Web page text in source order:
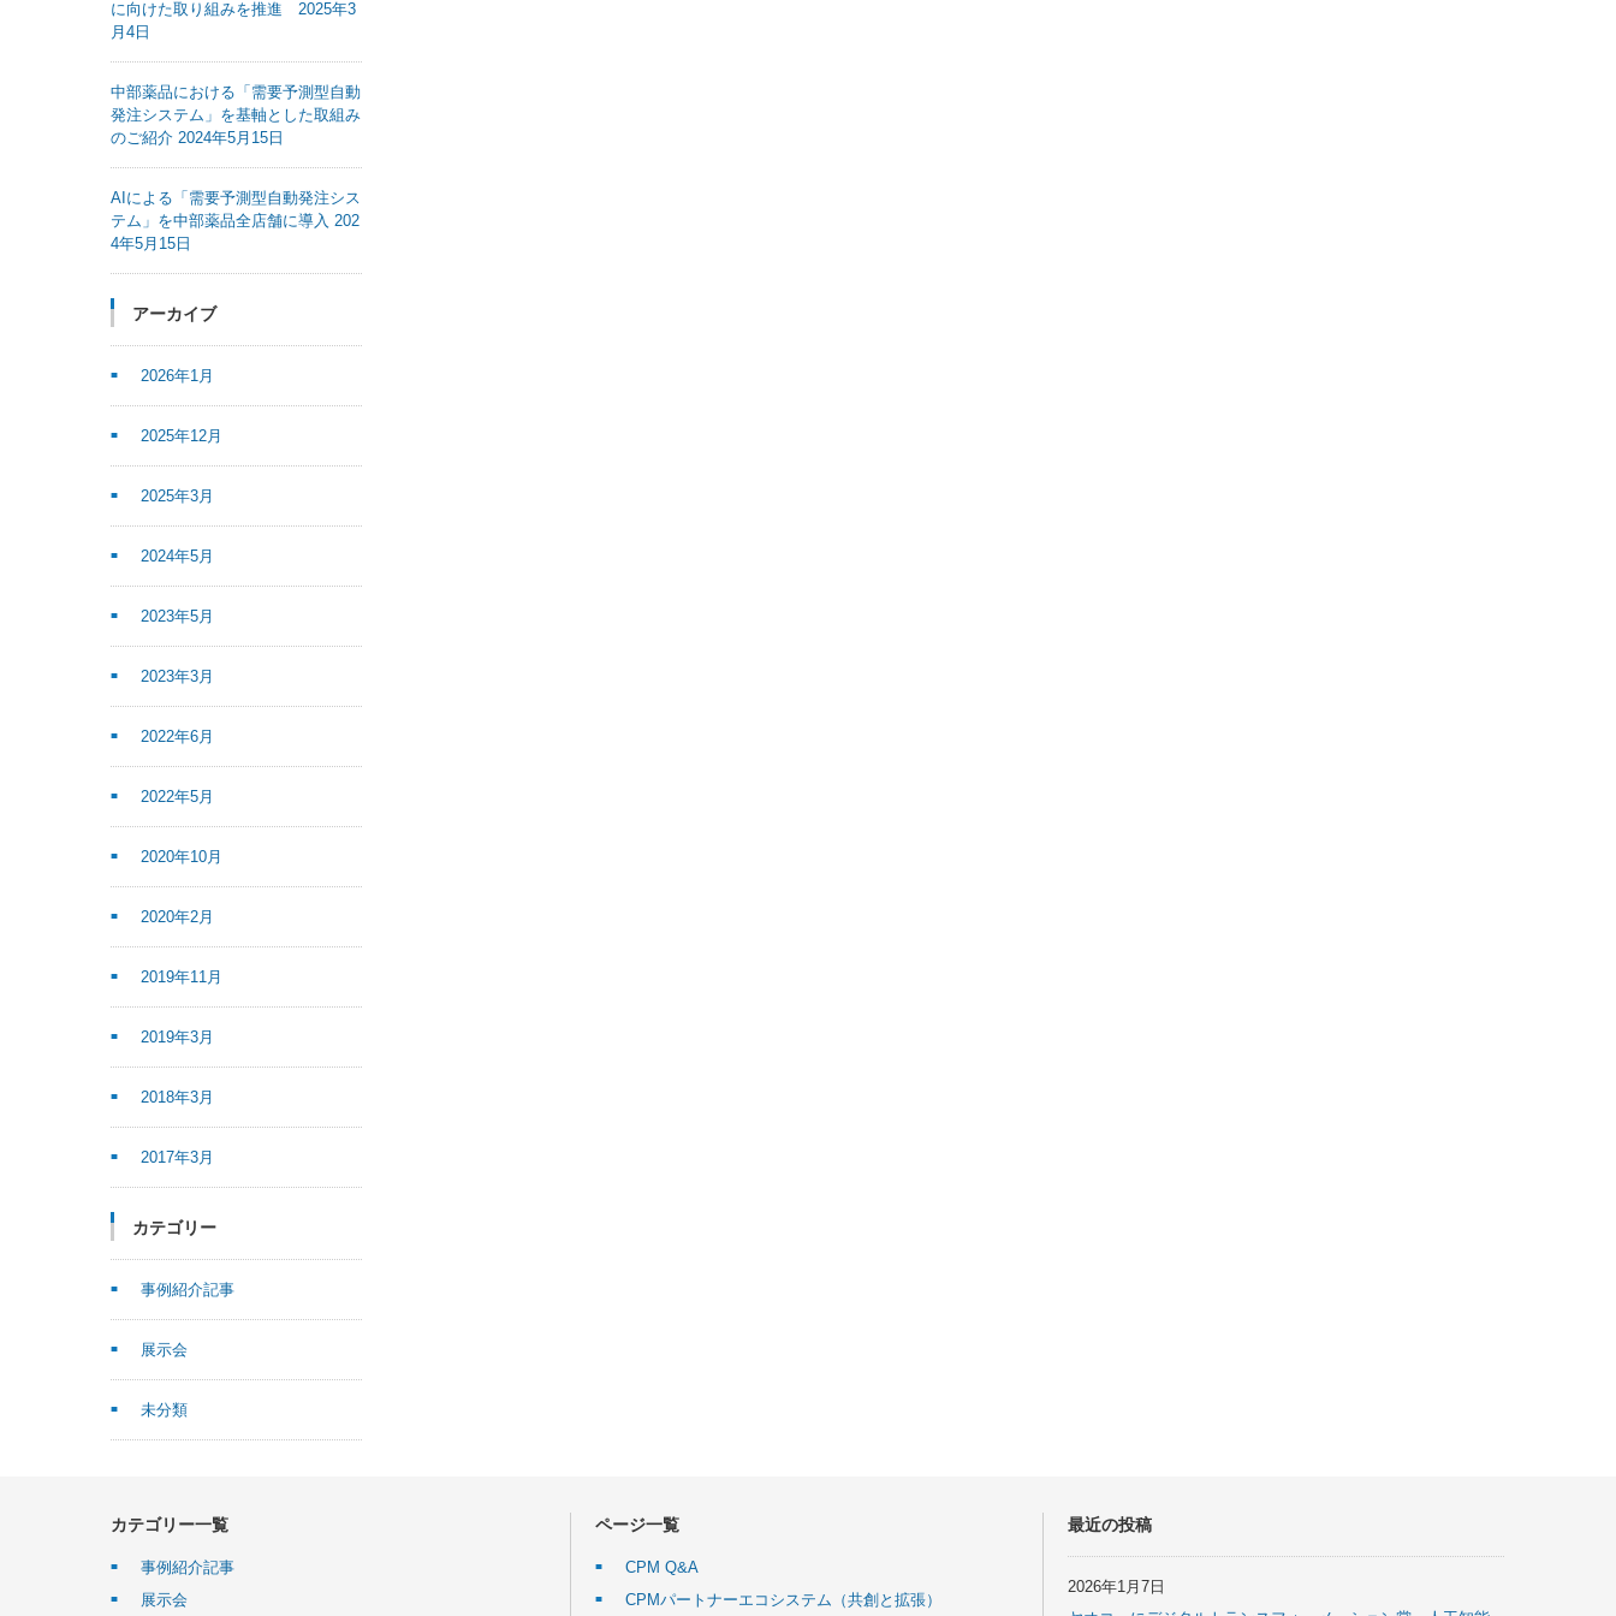
に向けた取り組みを推進 2025年3
月4日
中部薬品における「需要予測型自動
発注システム」を基軸とした取組み
のご紹介 2024年5月15日
AIによる「需要予測型自動発注シス
テム」を中部薬品全店舗に導入 202
4年5月15日
アーカイブ
2026年1月
2025年12月
2025年3月
2024年5月
2023年5月
2023年3月
2022年6月
2022年5月
2020年10月
2020年2月
2019年11月
2019年3月
2018年3月
2017年3月
カテゴリー
事例紹介記事
展示会
未分類
カテゴリー一覧
事例紹介記事
展示会
ページ一覧
CPM Q&A
CPMパートナーエコシステム（共創と拡張）
最近の投稿
2026年1月7日